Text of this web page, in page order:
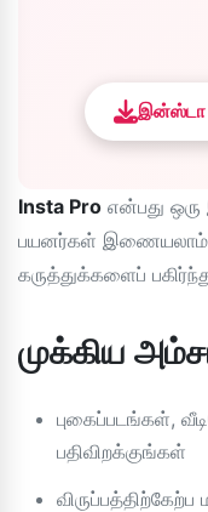
இன்ஸ்டா
Insta Pro என்பது
பயனர்கள் இணையலாம்,
கருத்துக்களைப்
முக்கிய
புகைப்படங்கள்,
பதிவிறக்குங்கள்